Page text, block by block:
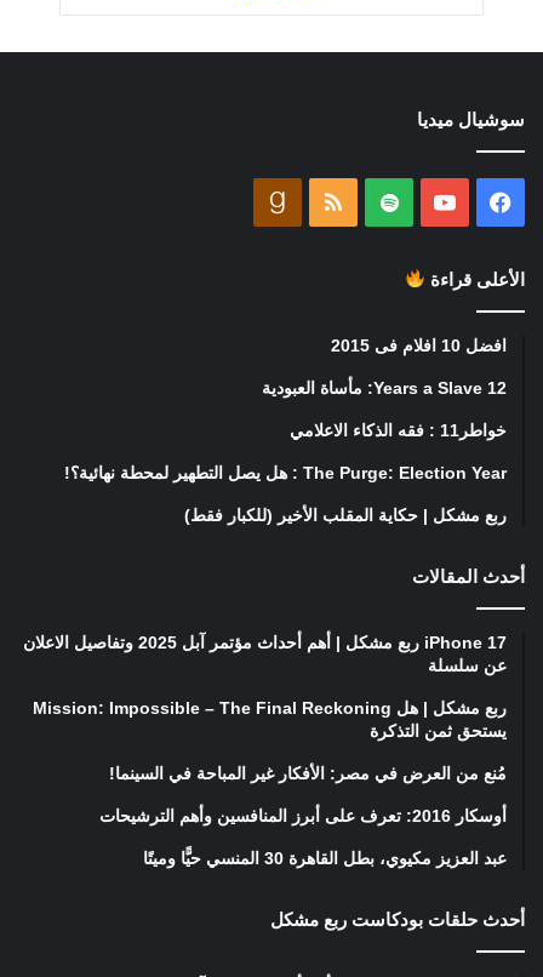
سوشيال ميديا
فيسبوكيوتيوب
‏Spotify
ملخص
الأعلى قراءة
افضل 10 افلام فى 2015
12 Years a Slave: مأساة العبودية
خواطر11 : فقه الذكاء الاعلامي
The Purge: Election Year : هل يصل التطهير لمحطة نهائية؟!
ربع مشكل | حكاية المقلب الأخير (للكبار فقط)
أحدث المقالات
iPhone 17 ربع مشكل | أهم أحداث مؤتمر آبل 2025 وتفاصيل الاعلان
عن سلسلة
ربع مشكل | هل Mission: Impossible – The Final Reckoning
يستحق ثمن التذكرة
مُنع من العرض في مصر: الأفكار غير المباحة في السينما!
أوسكار 2016: تعرف على أبرز المنافسين وأهم الترشيحات
عبد العزيز مكيوي، بطل القاهرة 30 المنسي حيًّا وميتًا
أحدث حلقات بودكاست ربع مشكل